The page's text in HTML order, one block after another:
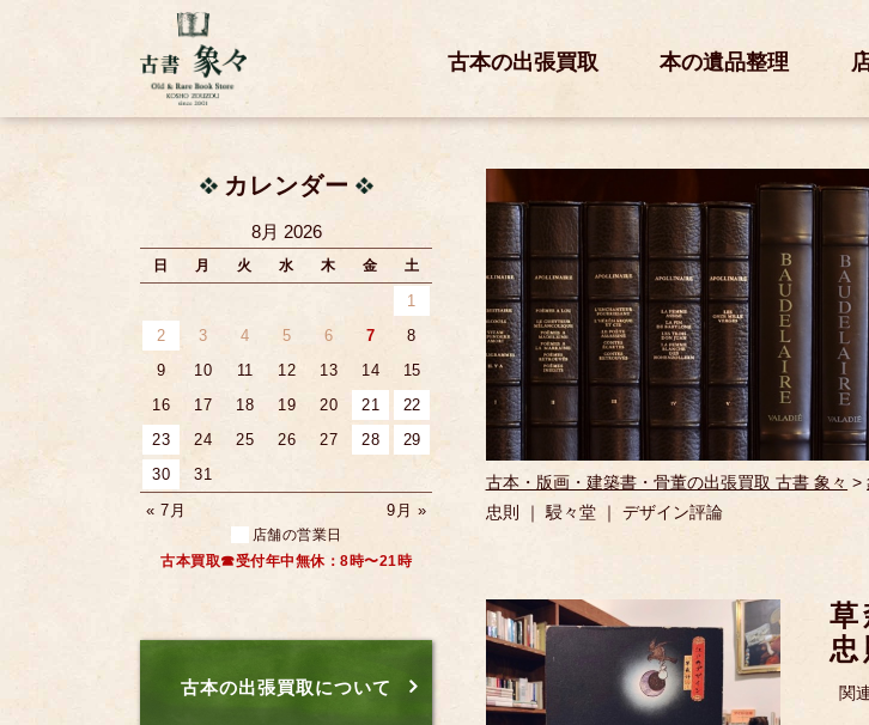
古本の出張買取 本の遺品整理
古本・版画・建築書・骨董の出張買取 古書 象々 >
忠則 ｜ 駸々堂 ｜ デザイン評論
関
カレンダー
8月 2026
日 月 火 水 木 金 土
1
2
3 4 5 6 7
8
9
10 11 12 13 14
15
16
17 18 19 20 21
22
23
24 25 26 27 28
29
30
31
« 7月
9月 »
店舗の営業日
古本買取☎受付年中無休：8時〜21時
古本の出張買取について